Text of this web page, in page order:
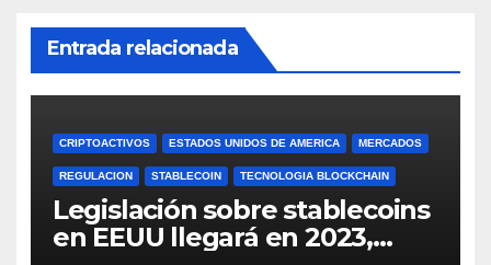
Entrada relacionada
CRIPTOACTIVOS ESTADOS UNIDOS DE AMERICA MERCADOS
REGULACION STABLECOIN TECNOLOGIA BLOCKCHAIN
Legislación sobre stablecoins
en EEUU llegará en 2023,